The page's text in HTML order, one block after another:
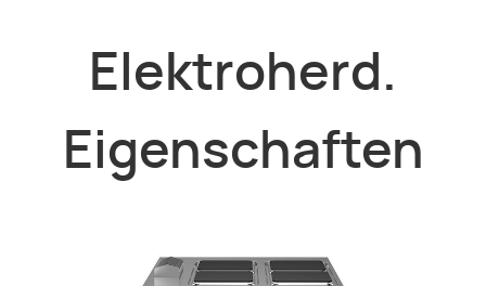
Elektroherd.
Eigenschaften